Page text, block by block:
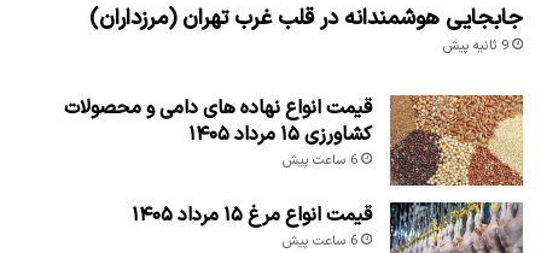
جابجایی هوشمندانه در قلب غرب تهران (مرزداران)
9 ثانیه پیش
قیمت انواع نهاده های دامی و محصولات
کشاورزی ۱۵ مرداد ۱۴۰۵
6 ساعت پیش
قیمت انواع مرغ ۱۵ مرداد ۱۴۰۵
6 ساعت پیش